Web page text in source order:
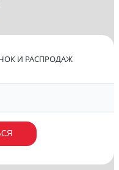
И РАСПРОДАЖ